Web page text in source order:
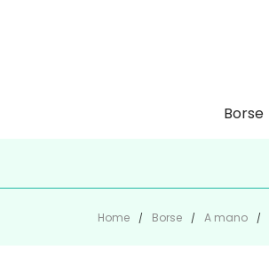
Borse
Home Borse A mano